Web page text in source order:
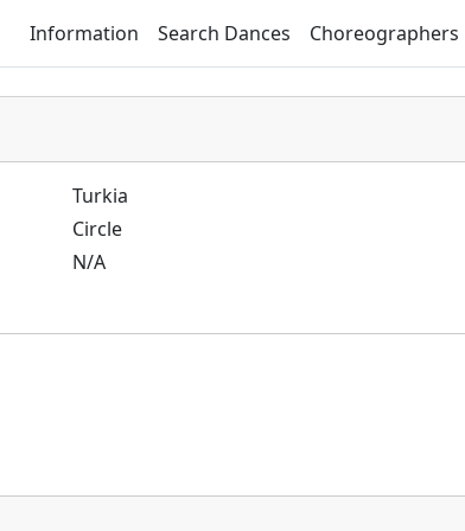
Information Search Dances Choreographers
Turkia
Circle
N/A